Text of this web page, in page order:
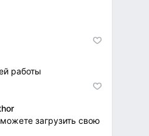
работы
загрузить свою